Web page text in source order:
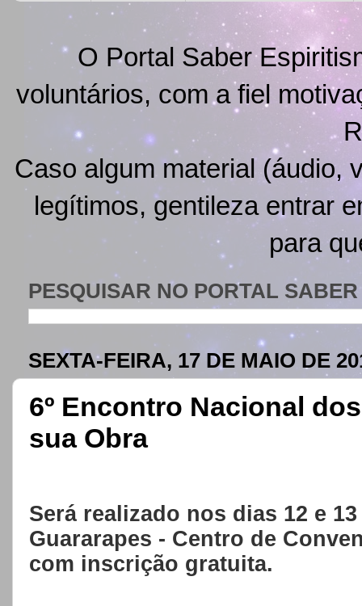
O Portal Saber
voluntários, com a fiel
Caso algum material (áudio,
legítimos, gentileza entrar
para
PESQUISAR NO PORTAL
SEXTA-FEIRA, 17 DE MAIO DE
6º Encontro Nacional
sua Obra
Será realizado nos dias 12 e
Guararapes - Centro de
com inscrição gratuita.